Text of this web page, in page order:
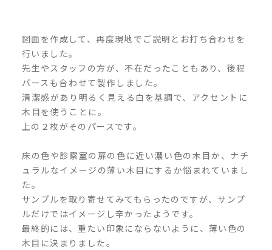
図面を作成して、再度現地でご説明とお打ち合わせを
行いました。
先生やスタッフの方が、不在だったこともあり、後程
パースも合わせて製作しました。
清潔感があり明るく見える白を基調で、アクセントに
木目を使うことに。
上の２枚がそのパースです。
床の色や診察室の扉の色に近い濃い色の 木目か、ナチ
ュラルなイメージの薄い木目にするか悩まれていまし
た。
サンプルを取り寄せてみてもらったのですが、サンプ
ルだけではイメージし辛かったようです。
最終的には、重たい印象にならないように、薄い色の
木目に決まりました。